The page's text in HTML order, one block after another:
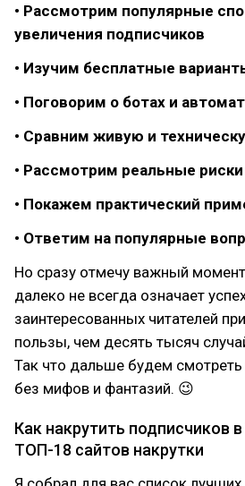
• Рассмотрим популярные
увеличения подписчиков
• Изучим бесплатные
• Поговорим о ботах и
• Сравним живую и
• Рассмотрим реальные
• Покажем практический
• Ответим на популярные
Но сразу отмечу важный
далеко не всегда означает
заинтересованных читателей
пользы, чем десять тысяч
Так что дальше будем смотреть
без мифов и фантазий. 😉
Как накрутить подписчиков
ТОП-18 сайтов накрутки